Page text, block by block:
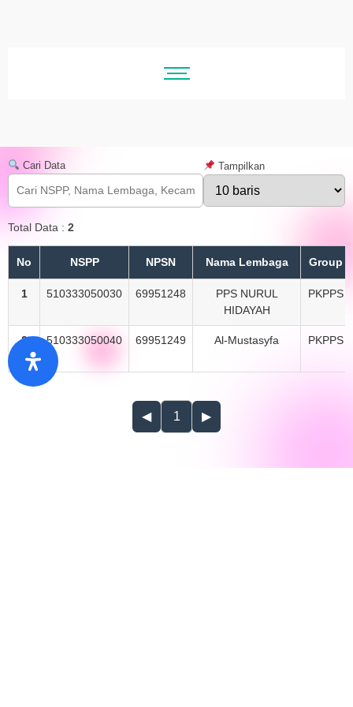
Cari Data Tampilkan
Total Data : 2
No NSPP NPSN Nama Lembaga Group
1 510333050030 69951248
PPS NURUL
HIDAYAH
PKPPS
2 510333050040 69951249 Al-Mustasyfa PKPPS
◀ 1 ▶